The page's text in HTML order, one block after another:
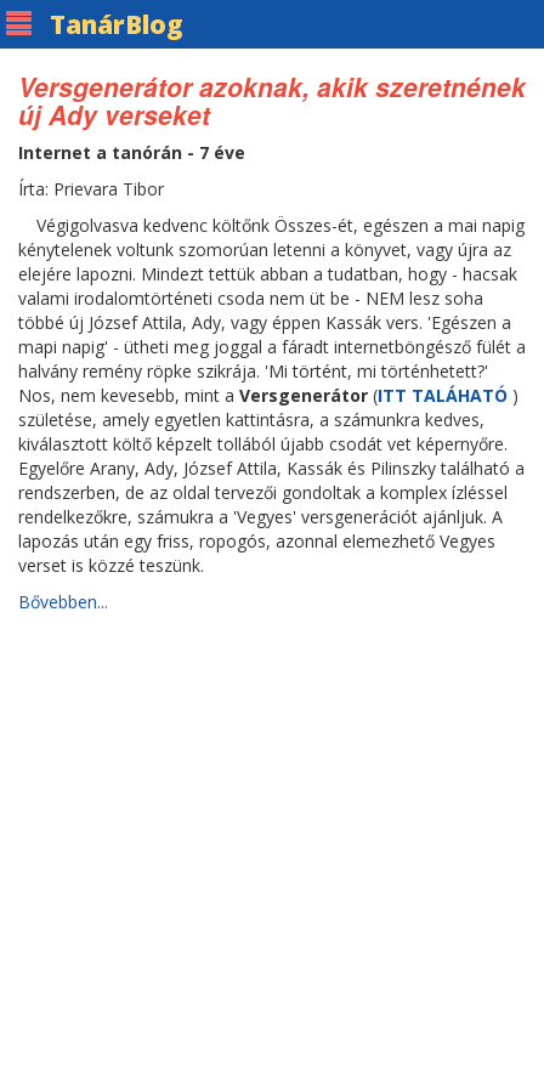
TanárBlog
Versgenerátor azoknak, akik szeretnének
új Ady verseket
Internet a tanórán - 7 éve
Írta: Prievara Tibor
Végigolvasva kedvenc költőnk Összes-ét, egészen a mai napig
kénytelenek voltunk szomorúan letenni a könyvet, vagy újra az
elejére lapozni. Mindezt tettük abban a tudatban, hogy - hacsak
valami irodalomtörténeti csoda nem üt be - NEM lesz soha
többé új József Attila, Ady, vagy éppen Kassák vers. 'Egészen a
mapi napig' - ütheti meg joggal a fáradt internetböngésző fülét a
halvány remény röpke szikrája. 'Mi történt, mi történhetett?'
Nos, nem kevesebb, mint a Versgenerátor (ITT TALÁHATÓ )
születése, amely egyetlen kattintásra, a számunkra kedves,
kiválasztott költő képzelt tollából újabb csodát vet képernyőre.
Egyelőre Arany, Ady, József Attila, Kassák és Pilinszky található a
rendszerben, de az oldal tervezői gondoltak a komplex ízléssel
rendelkezőkre, számukra a 'Vegyes' versgenerációt ajánljuk. A
lapozás után egy friss, ropogós, azonnal elemezhető Vegyes
verset is közzé teszünk.
Bővebben...